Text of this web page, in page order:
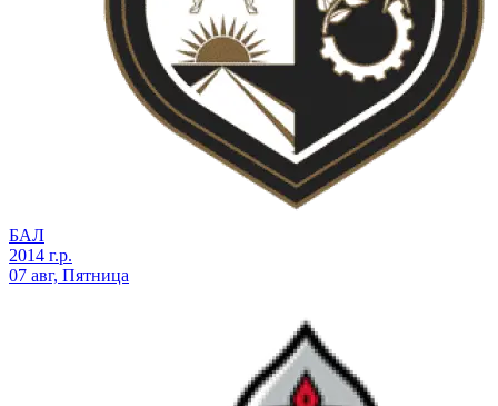
БАЛ
2014 г.р.
07 авг, Пятница